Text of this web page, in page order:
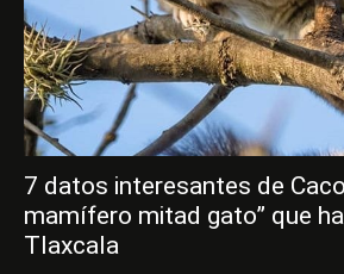
7 datos interesantes de
mamífero mitad gato” que
Tlaxcala